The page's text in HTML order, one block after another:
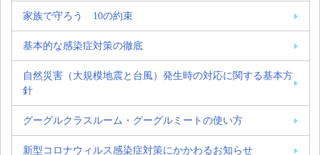
家族で守ろう 10の約束
基本的な感染症対策の徹底
自然災害（大規模地震と台風）発生時の対応に関する基本方
針
グーグルクラスルーム・グーグルミートの使い方
新型コロナウィルス感染症対策にかかわるお知らせ